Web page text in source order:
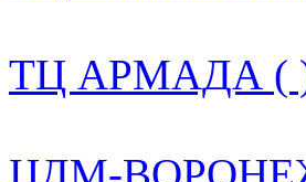
ТЦ АРМАДА (